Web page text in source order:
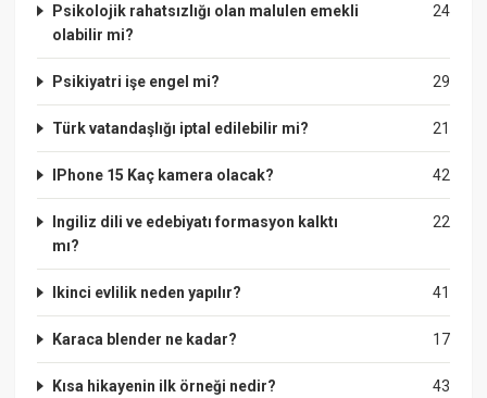
24
Psikolojik rahatsızlığı olan malulen emekli
olabilir mi?
29
Psikiyatri işe engel mi?
21
Türk vatandaşlığı iptal edilebilir mi?
42
IPhone 15 Kaç kamera olacak?
22
Ingiliz dili ve edebiyatı formasyon kalktı
mı?
41
Ikinci evlilik neden yapılır?
17
Karaca blender ne kadar?
43
Kısa hikayenin ilk örneği nedir?